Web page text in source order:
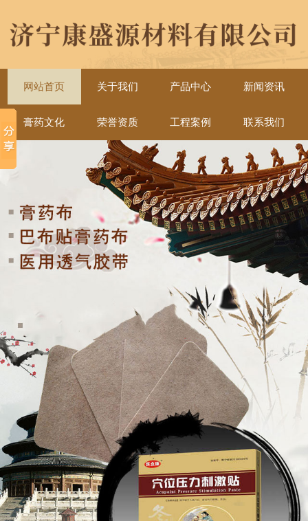
网站首页 关于我们 产品中心 新闻资讯
膏药文化 荣誉资质 工程案例 联系我们